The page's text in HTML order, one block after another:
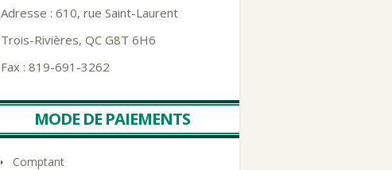
Adresse : 610, rue Saint-Laurent
Trois-Rivières, QC G8T 6H6
Fax : 819-691-3262
MODE DE PAIEMENTS
Comptant